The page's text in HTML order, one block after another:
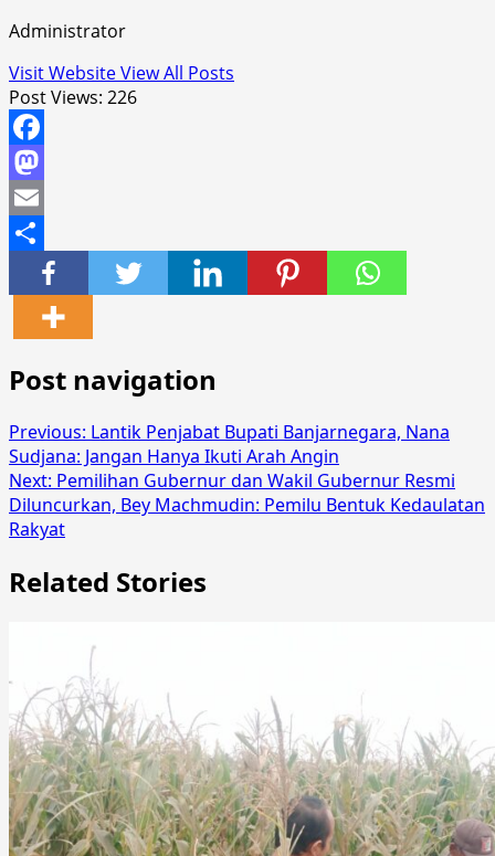
Administrator
Visit WebsiteView All Posts
Post Views: 226
Facebook
Mastodon
Email
Share
Post navigation
Previous: Lantik Penjabat Bupati Banjarnegara, Nana
Sudjana: Jangan Hanya Ikuti Arah Angin
Next: Pemilihan Gubernur dan Wakil Gubernur Resmi
Diluncurkan, Bey Machmudin: Pemilu Bentuk Kedaulatan
Rakyat
Related Stories